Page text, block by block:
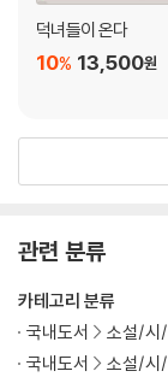
덕녀들이 온다
13,500원
10%
관련 분류
카테고리 분류
국내도서
소설/시
국내도서
소설/시